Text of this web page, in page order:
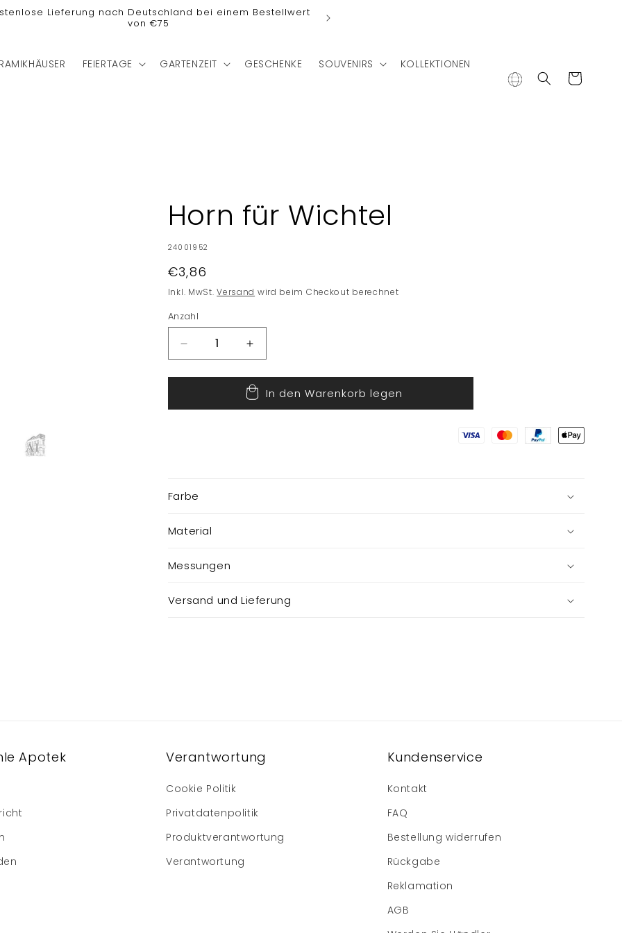
Lieferung nach Deutschland bei einem Bestellwert
von €75
FEIERTAGE GARTENZEIT GESCHENKE SOUVENIRS KOLLEKTIONEN
Warenkorb
Horn für Wichtel
SKU:
24001952
Normaler
Preis
€3,86
Inkl. MwSt.Versand wird beim Checkout berechnet
Anzahl
Verringere
die
Menge
Horn
Erhöhe
die
Menge
für
Horn
In den Warenkorb legen
Farbe
Material
Messungen
Versand und Lieferung
Apotek Verantwortung
Cookie Politik
Privatdatenpolitik
Produktverantwortung
Verantwortung
Kundenservice
Kontakt
FAQ
Bestellung widerrufen
Rückgabe
Reklamation
AGB